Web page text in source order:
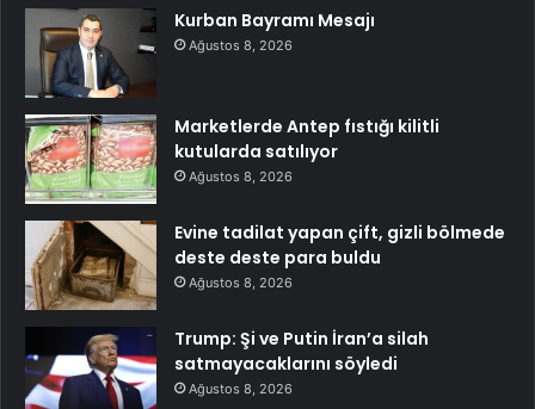
Kurban Bayramı Mesajı
Ağustos 8, 2026
Marketlerde Antep fıstığı kilitli
kutularda satılıyor
Ağustos 8, 2026
Evine tadilat yapan çift, gizli bölmede
deste deste para buldu
Ağustos 8, 2026
Trump: Şi ve Putin İran’a silah
satmayacaklarını söyledi
Ağustos 8, 2026